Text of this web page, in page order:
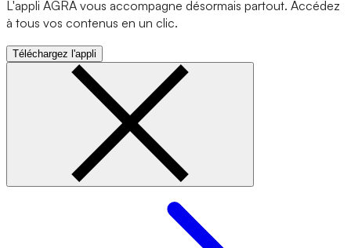
L'appli AGRA vous accompagne désormais partout. Accédez
à tous vos contenus en un clic.
Téléchargez l'appli